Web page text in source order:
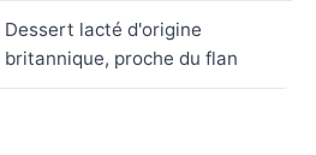
Dessert lacté d'origine
britannique, proche du flan